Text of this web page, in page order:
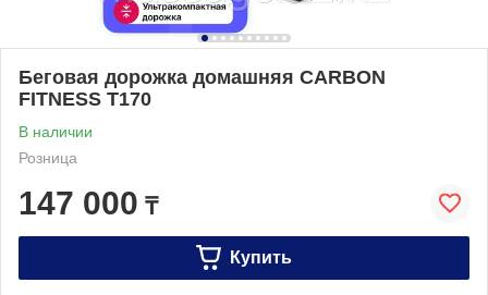
Беговая дорожка домашняя CARBON
FITNESS T170
В наличии
Розница
147 000 ₸
Купить